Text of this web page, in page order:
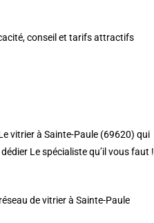
conseil et tarifs attractifs
vitrier à Sainte-Paule (69620) qui
Le spécialiste qu’il vous faut !
de vitrier à Sainte-Paule